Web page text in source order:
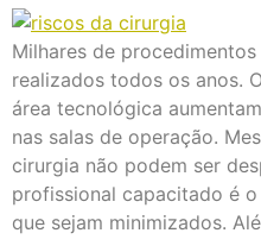
Milhares de
realizados todos os anos.
área tecnológica
nas salas de operação.
cirurgia não podem ser
profissional capacitado é
que sejam minimizados.